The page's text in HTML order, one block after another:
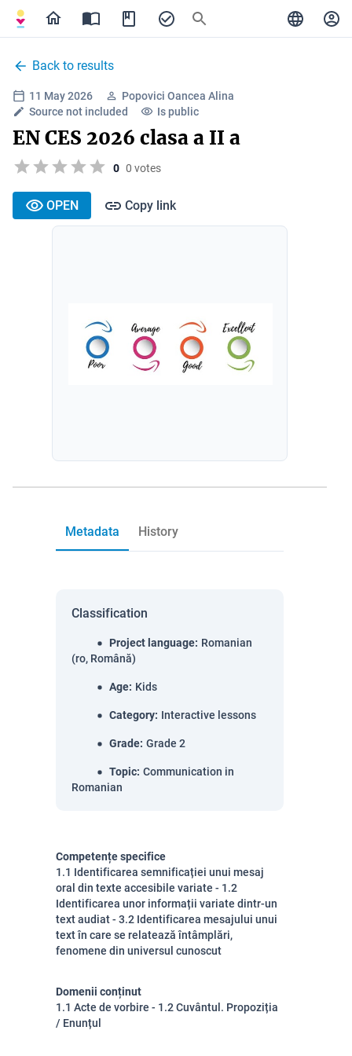
Back to results
11 May 2026
Popovici Oancea Alina
Source not included
Is public
EN CES 2026 clasa a II a
0 0 votes
OPEN Copy link
Metadata History
Classification
Project language: Romanian
(ro, Română)
Age: Kids
Category: Interactive lessons
Grade: Grade 2
Topic: Communication in
Romanian
Competențe specifice
1.1 Identificarea semnificației unui mesaj
oral din texte accesibile variate - 1.2
Identificarea unor informații variate dintr-un
text audiat - 3.2 Identificarea mesajului unui
text în care se relatează întâmplări,
fenomene din universul cunoscut
Domenii conținut
1.1 Acte de vorbire - 1.2 Cuvântul. Propoziția
/ Enunțul